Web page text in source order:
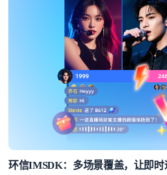
环信IMSDK：多场景覆盖，让即